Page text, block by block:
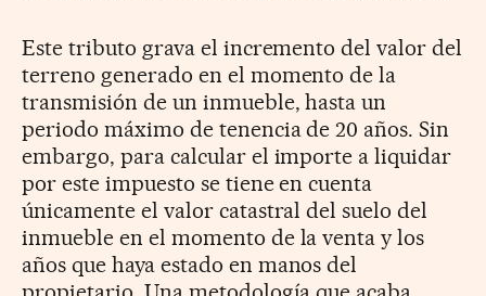
Este tributo grava el incremento del valor del
terreno generado en el momento de la
transmisión de un inmueble, hasta un
periodo máximo de tenencia de 20 años. Sin
embargo, para calcular el importe a liquidar
por este impuesto se tiene en cuenta
únicamente el valor catastral del suelo del
inmueble en el momento de la venta y los
años que haya estado en manos del